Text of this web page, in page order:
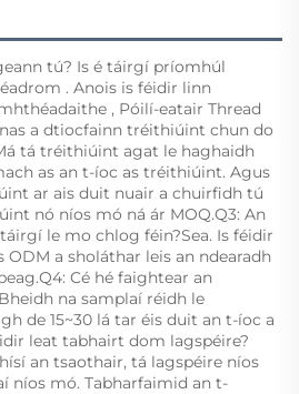
tú? Is é táirgí príomhúl
. Anois is féidir linn
,
a dtiocfainn tréithiúint chun do
tá tréithiúint agat le haghaidh
as an t-íoc as tréithiúint. Agus
ar ais duit nuair a chuirfidh tú
nó níos mó ná ár MOQ.Q3: An
le mo chlog féin?Sea. Is féidir
ODM a sholáthar leis an ndearadh
Cé hé faightear an
na samplaí réidh le
de 15~30 lá tar éis duit an t-íoc a
leat tabhairt dom lagspéire?
an tsaothair, tá lagspéire níos
níos mó. Tabharfaimid an t-